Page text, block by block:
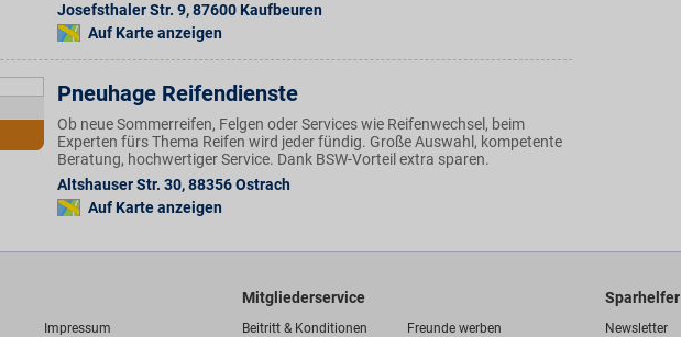
Josefsthaler Str. 9,87600 Kaufbeuren
Auf Karte anzeigen
Pneuhage Reifendienste
Ob neue Sommerreifen, Felgen oder Services wie Reifenwechsel, beim
Experten fürs Thema Reifen wird jeder fündig. Große Auswahl, kompetente
Beratung, hochwertiger Service. Dank BSW-Vorteil extra sparen.
Altshauser Str. 30,88356Ostrach
Auf Karte anzeigen
Impressum
Mitgliederservice
Beitritt & Konditionen
Freunde werben
Sparhelfer
Newsletter